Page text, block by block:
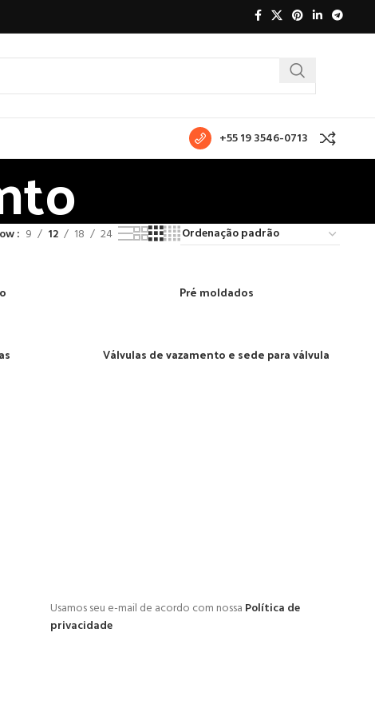
+55 19 3546-0713
9 12 18 24
Pré moldados
Válvulas de vazamento e sede para válvula
Usamos seu e-mail de acordo com nossa Política de
privacidade